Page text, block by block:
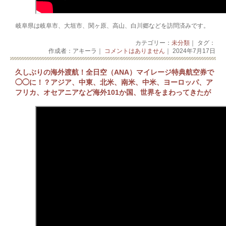
岐阜県は岐阜市、大垣市、関ヶ原、高山、白川郷などを訪問済みです。
カテゴリー： 未分類｜ タグ：
作成者：アキーラ｜
コメントはありません ｜ 2024年7月17日
久しぶりの海外渡航！全日空（ANA）マイレージ特典航空券で
◯◯に！？アジア、中東、北米、南米、中米、ヨーロッパ、ア
フリカ、オセアニアなど海外101か国、世界をまわってきたが